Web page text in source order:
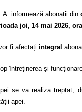
informează abonații din
joi, 14 mai 2026,
fi afectați integral
întreținerea și
se va realiza treptat,
apei.